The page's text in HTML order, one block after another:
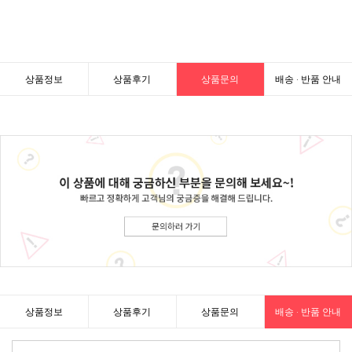
상품정보 상품후기 상품문의 배송 · 반품 안내
상품정보 상품후기 상품문의 배송 · 반품 안내